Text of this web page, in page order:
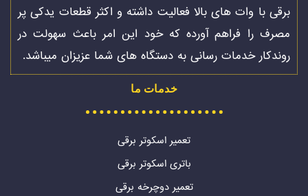
برقی با وات های بالا فعالیت داشته و اکثر قطعات یدکی پر
مصرف را فراهم آورده که خود این امر باعث سهولت در
روندکار خدمات رسانی به دستگاه های شما عزیزان میباشد.
خدمات ما
تعمیر اسکوتر برقی
باتری اسکوتر برقی
تعمیر دوچرخه برقی